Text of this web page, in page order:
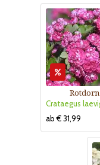
Rotdorn
ab € 31,99